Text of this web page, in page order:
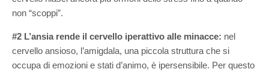
non “scoppi”.
#2 L’ansia rende il cervello iperattivo alle minacce: nel
cervello ansioso, l’amigdala, una piccola struttura che si
occupa di emozioni e stati d’animo, è ipersensibile. Per questo